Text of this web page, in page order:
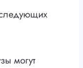
могут